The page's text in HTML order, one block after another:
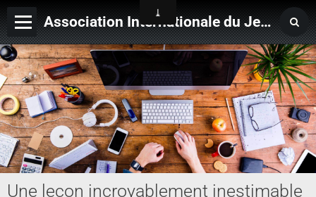
Association Internationale du Jeu de Ficelle
Page d'accueil
Derniers ajouts
Une leçon incroyablement inestimable